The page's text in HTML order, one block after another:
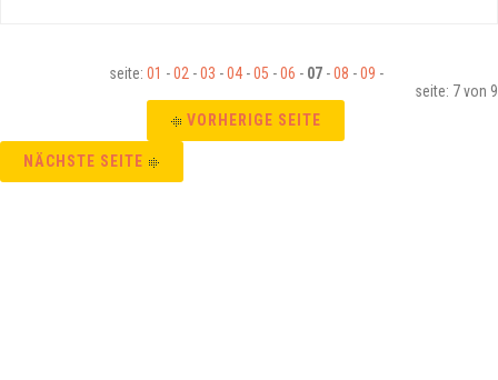
seite: 01 -02 -03 -04-05 -06 - 07-08 -09 -
seite: 7 von 9
VORHERIGE SEITE
NÄCHSTE SEITE